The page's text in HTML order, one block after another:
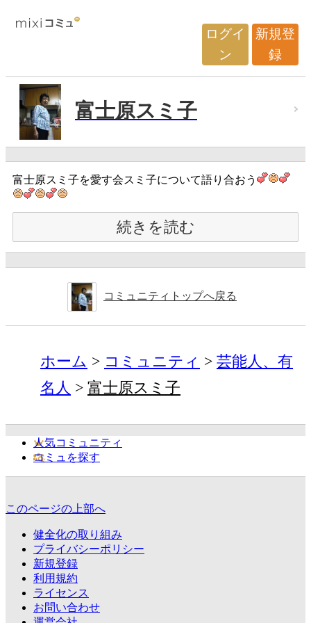
ログイ
ン
新規登
録
富士原スミ子
富士原スミ子を愛す会スミ子について語り合おう
続きを読む
コミュニティトップへ戻る
ホーム コミュニティ
芸能人、有
名人
富士原スミ子
人気コミュニティ
コミュを探す
このページの上部へ
健全化の取り組み
プライバシーポリシー
新規登録
利用規約
ライセンス
お問い合わせ